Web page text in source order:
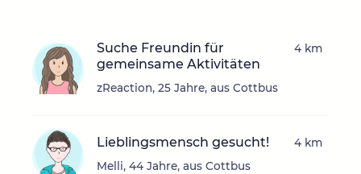
Suche Freundin für
gemeinsame Aktivitäten
zReaction, 25 Jahre, aus Cottbus
4 km
Lieblingsmensch gesucht!
Melli, 44 Jahre, aus Cottbus
4 km